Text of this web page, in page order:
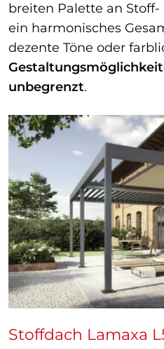
breiten Palette an
ein harmonisches
dezente Töne oder
unbegrenzt.
Stoffdach Lamaxa